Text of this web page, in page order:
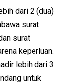
dari 2 (dua)
surat
surat
keperluan.
lebih dari 3
untuk